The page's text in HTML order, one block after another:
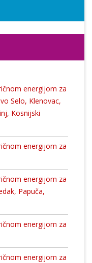
energijom za
Selo, Klenovac,
Kosnijski
energijom za
energijom za
Papuča,
energijom za
energijom za